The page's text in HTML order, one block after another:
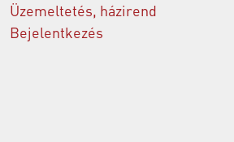
Üzemeltetés, házirend
Bejelentkezés